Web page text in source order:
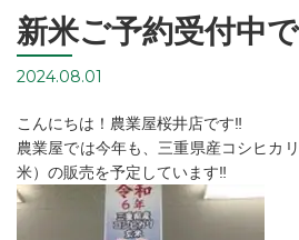
新米ご予約受付中で
2024.08.01
こんにちは！農業屋桜井店です‼︎
農業屋では今年も、三重県産コシヒカ
米）の販売を予定しています‼︎